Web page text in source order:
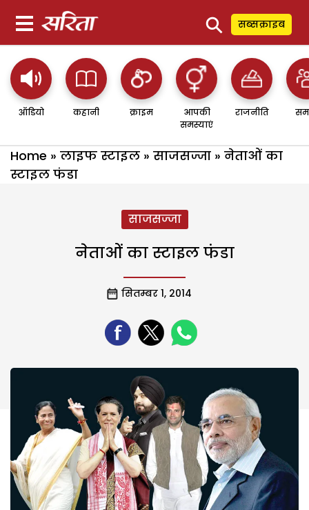
⚲ सब्सक्राइब
ऑडियो कहानी क्राइम
आपकी
समस्याएं
राजनीति
Home » लाइफ स्टाइल » साजसज्जा » नेताओं का
स्टाइल फंडा
साजसज्जा
नेताओं का स्टाइल फंडा
सितम्बर 1, 2014